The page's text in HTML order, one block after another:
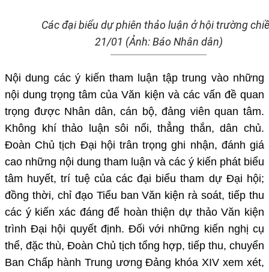
Các đại biểu dự phiên thảo luận ở hội trường
21/01 (Ảnh: Báo Nhân dân)
Nội dung các ý kiến tham luận tập trung vào những
nội dung trọng tâm của Văn kiện và các vấn đề quan
trọng được Nhân dân, cán bộ, đảng viên quan tâm.
Không khí thảo luận sôi nổi, thẳng thắn, dân chủ.
Đoàn Chủ tịch Đại hội trân trọng ghi nhận, đánh giá
cao những nội dung tham luận và các ý kiến phát biểu
tâm huyết, trí tuệ của các đại biểu tham dự Đại hội;
đồng thời, chỉ đạo Tiểu ban Văn kiện rà soát, tiếp thu
các ý kiến xác đáng để hoàn thiện dự thảo Văn kiện
trình Đại hội quyết định. Đối với những kiến nghị cụ
thể, đặc thù, Đoàn Chủ tịch tổng hợp, tiếp thu, chuyển
Ban Chấp hành Trung ương Đảng khóa XIV xem xét,